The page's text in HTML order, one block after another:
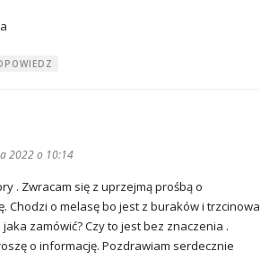
2022 o 10:14
. Zwracam się z uprzejmą prośbą o
Chodzi o melasę bo jest z buraków i trzcinowa
jaka zamówić? Czy to jest bez znaczenia .
o informację. Pozdrawiam serdecznie